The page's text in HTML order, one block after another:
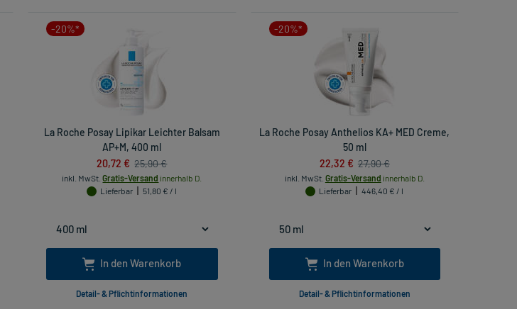
-20%*
La Roche Posay Lipikar Leichter Balsam
AP+M, 400 ml
20,72 € 25,90 €
inkl. MwSt. Gratis-Versand innerhalb D.
Lieferbar
51,80 € / l
In den Warenkorb
Detail- & Pflichtinformationen
-20%*
La Roche Posay Anthelios KA+ MED Creme,
50 ml
22,32 € 27,90 €
inkl. MwSt. Gratis-Versand innerhalb D.
Lieferbar
446,40 € / l
In den Warenkorb
Detail- & Pflichtinformationen